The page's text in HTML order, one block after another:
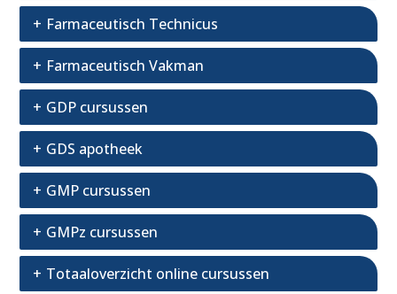
Farmaceutisch Technicus
Farmaceutisch Vakman
GDP cursussen
GDS apotheek
GMP cursussen
GMPz cursussen
Totaaloverzicht online cursussen